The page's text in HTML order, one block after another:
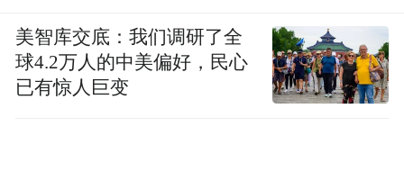
美智库交底：我们调研了全
球4.2万人的中美偏好，民心
已有惊人巨变